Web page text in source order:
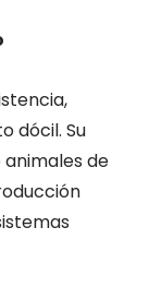
dócil. Su
de